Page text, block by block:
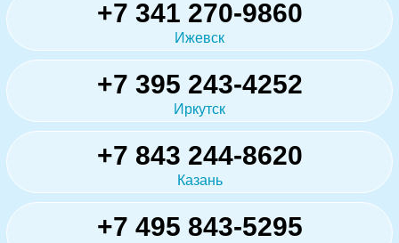
+7 341 270-9860
Ижевск
+7 395 243-4252
Иркутск
+7 843 244-8620
Казань
+7 495 843-5295